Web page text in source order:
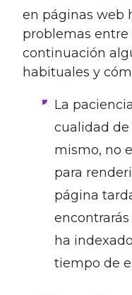
en páginas web
problemas entre
continuación
habituales y
La
cualidad de
mismo, no
para
página
ha
tiempo de